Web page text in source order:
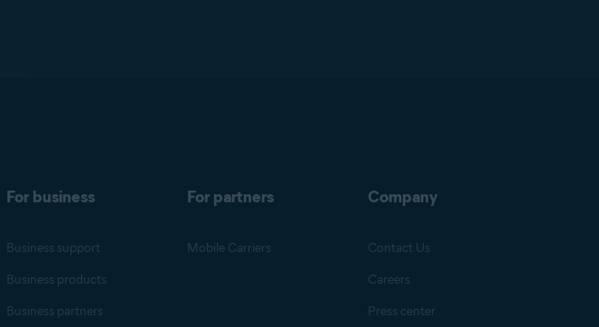
For business
Business support
Business products
Business partners
For partners
Mobile Carriers
Company
Contact Us
Careers
Press center